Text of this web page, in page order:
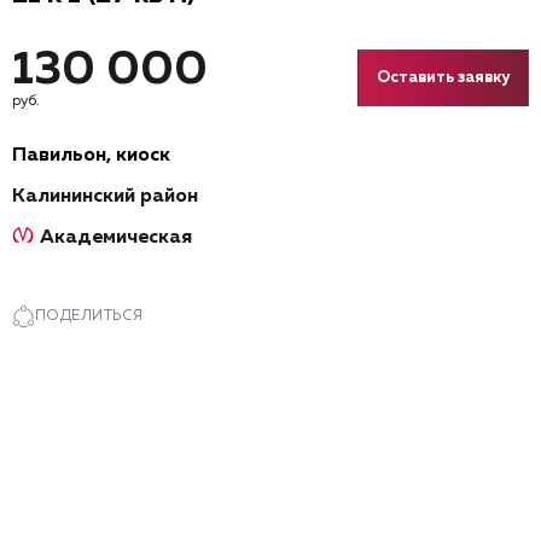
Павильон, киоск
Академическая
Калининский район
ПОДЕЛИТЬСЯ
130 000
руб.
Оставить заявку